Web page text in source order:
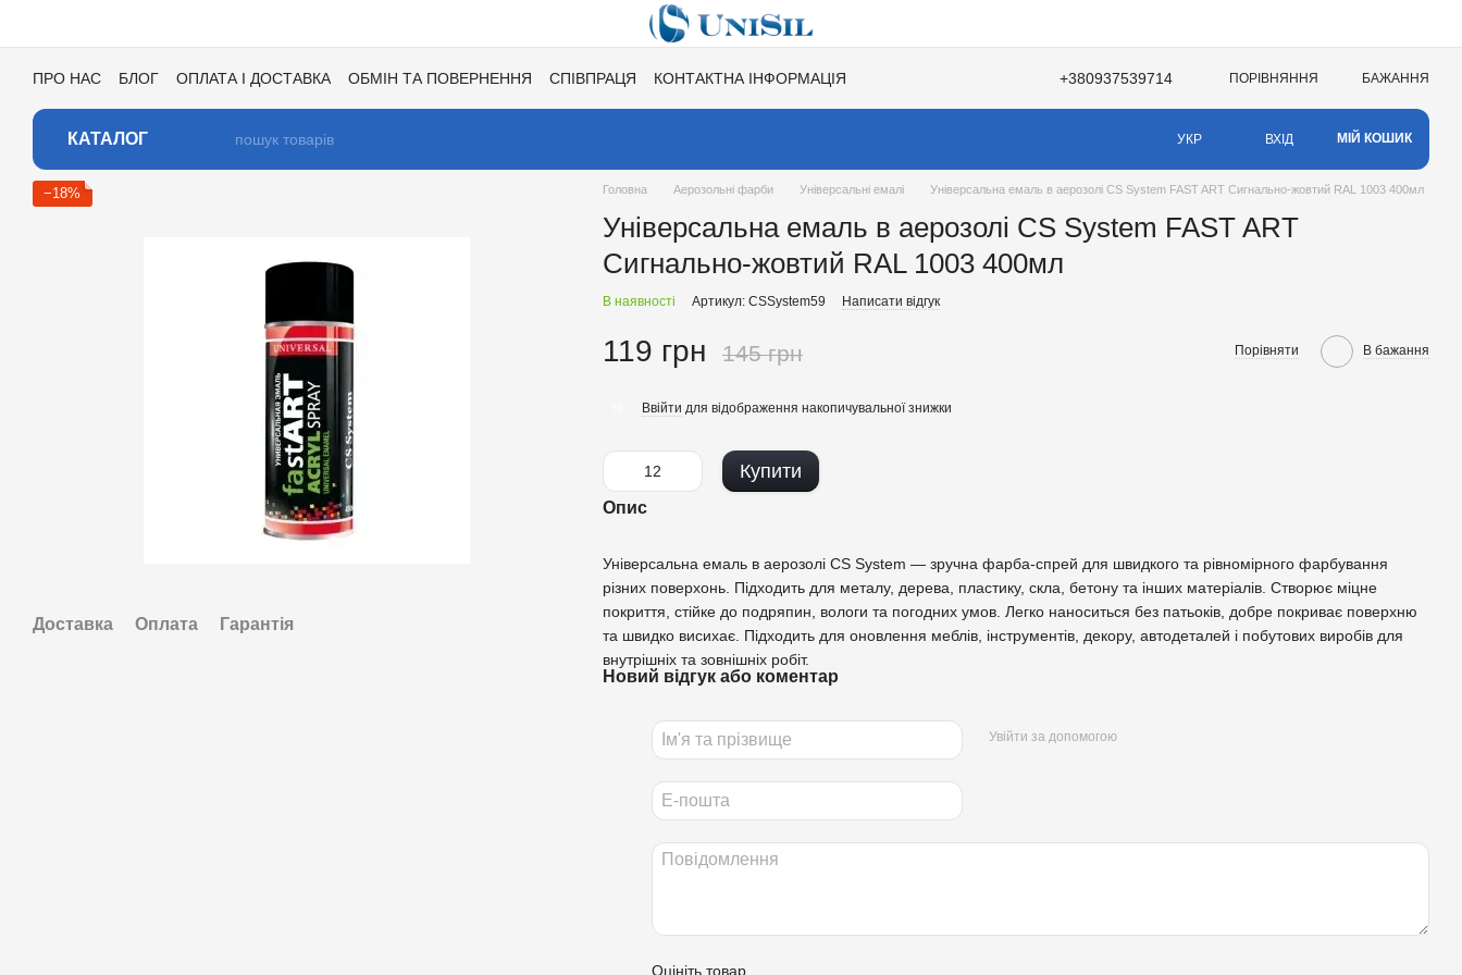
ПРО НАС БЛОГ ОПЛАТА І ДОСТАВКА ОБМІН ТА ПОВЕРНЕННЯ СПІВПРАЦЯ
КОНТАКТНА ІНФОРМАЦІЯ
+380937539714 ПОРІВНЯННЯ БАЖАННЯ
КАТАЛОГ УКР ВХІД МІЙ КОШИК
−18%
Доставка Оплата Гарантія
Головна Аерозольні фарби Універсальні емалі Універсальна емаль в аерозолі CS System FAST ART Сигнально-жовтий RAL 1003 400мл
Універсальна емаль в аерозолі CS System FAST ART
Сигнально-жовтий RAL 1003 400мл
В наявності Артикул: CSSystem59 Написати відгук
119 грн 145 грн Порівняти В бажання
Ввійти для відображення накопичувальної знижки
Купити
Опис
Універсальна емаль в аерозолі CS System — зручна фарба-спрей для швидкого та рівномірного фарбування
різних поверхонь. Підходить для металу, дерева, пластику, скла, бетону та інших матеріалів. Створює міцне
покриття, стійке до подряпин, вологи та погодних умов. Легко наноситься без патьоків, добре покриває поверхню
та швидко висихає. Підходить для оновлення меблів, інструментів, декору, автодеталей і побутових виробів для
внутрішніх та зовнішніх робіт.
Новий відгук або коментар
Увійти за допомогою
Оцініть товар